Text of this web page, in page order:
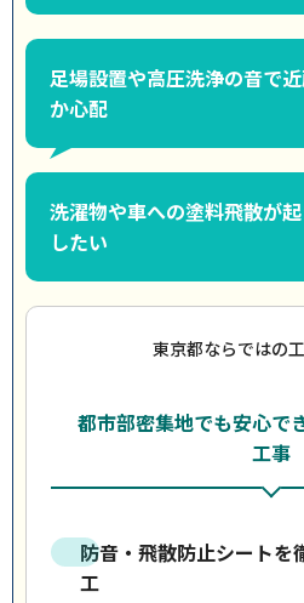
足場設置や高圧洗浄の音で
か心配
洗濯物や車への塗料飛散が
したい
東京都ならではの
都市部密集地でも安心で
工事
防音・飛散防止シートを
工